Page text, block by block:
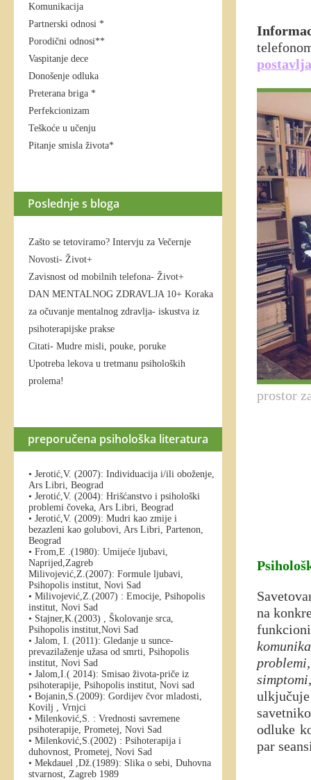
Komunikacija
Partnerski odnosi *
Porodični odnosi**
Vaspitanje dece
Donošenje odluka
Preterana briga *
Perfekcionizam
Teškoće u učenju
Pitanje smisla života*
Poslednje s bloga
Zašto se tetoviramo? Intervju za Večernje
Novosti- Život+
Zavisnost od mobilnih telefona- Život+
DAN MENTALNOG ZDRAVLJA 10+ Koraka
za očuvanje mentalnog zdravlja- iskustva iz
psihoterapijske prakse
Citati- Mudre misli, pouke, poruke
Upotreba lekova u tretmanu psiholoških
prolema!
preporučena psihološka literatura
• Jerotić,V. (2007): Individuacija i/ili oboženje,
Ars Libri, Beograd
• Jerotić,V. (2004): Hrišćanstvo i psihološki
problemi čoveka, Ars Libri, Beograd
• Jerotić,V. (2009): Mudri kao zmije i
bezazleni kao golubovi, Ars Libri, Partenon,
Beograd
• From,E .(1980): Umijeće ljubavi,
Naprijed,Zagreb
Milivojević,Z.(2007): Formule ljubavi,
Psihopolis institut, Novi Sad
• Milivojević,Z.(2007) : Emocije, Psihopolis
institut, Novi Sad
• Stajner,K.(2003) , Školovanje srca,
Psihopolis institut,Novi Sad
• Jalom, I. (2011): Gledanje u sunce-
prevazilaženje užasa od smrti, Psihopolis
institut, Novi Sad
• Jalom,I.( 2014): Smisao života-priče iz
psihoterapije, Psihopolis institut, Novi sad
• Bojanin,S.(2009): Gordijev čvor mladosti,
Kovilj , Vrnjci
• Milenković,S. : Vrednosti savremene
psihoterapije, Prometej, Novi Sad
• Milenković,S.(2002) : Psihoterapija i
duhovnost, Prometej, Novi Sad
• Mekdauel ,Dž.(1989): Slika o sebi, Duhovna
stvarnost, Zagreb 1989
prostor
na
simptomi,
odluke
par